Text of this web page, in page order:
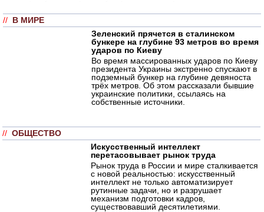
// В МИРЕ
Зеленский прячется в сталинском
бункере на глубине 93 метров во время
ударов по Киеву
Во время массированных ударов по Киеву
президента Украины экстренно спускают в
подземный бункер на глубине девяноста
трёх метров. Об этом рассказали бывшие
украинские политики, ссылаясь на
собственные источники.
// ОБЩЕСТВО
Искусственный интеллект
перетасовывает рынок труда
Рынок труда в России и мире сталкивается
с новой реальностью: искусственный
интеллект не только автоматизирует
рутинные задачи, но и разрушает
механизм подготовки кадров,
существовавший десятилетиями.